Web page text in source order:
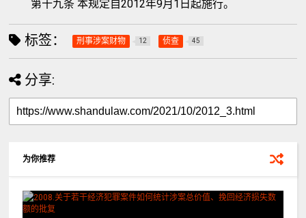
第十九条 本规定自2012年9月1日起施行。
标签： 刑事涉案财物 12 侦查 45
分享:
为你推荐